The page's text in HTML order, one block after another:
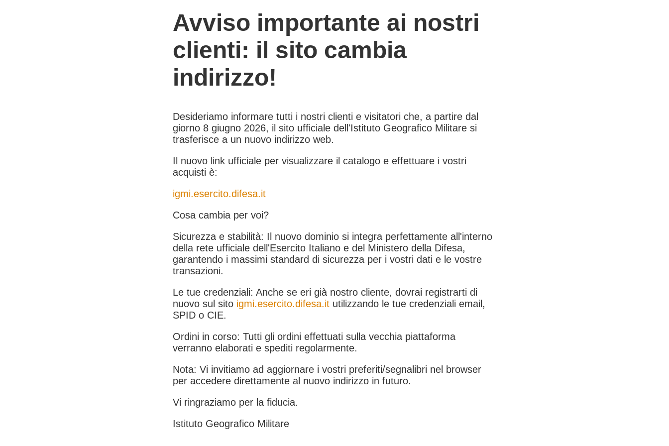
Avviso importante ai nostri
clienti: il sito cambia
indirizzo!
Desideriamo informare tutti i nostri clienti e visitatori che, a partire dal
giorno 8 giugno 2026, il sito ufficiale dell'Istituto Geografico Militare si
trasferisce a un nuovo indirizzo web.
Il nuovo link ufficiale per visualizzare il catalogo e effettuare i vostri
acquisti è:
igmi.esercito.difesa.it
Cosa cambia per voi?
Sicurezza e stabilità: Il nuovo dominio si integra perfettamente all'interno
della rete ufficiale dell'Esercito Italiano e del Ministero della Difesa,
garantendo i massimi standard di sicurezza per i vostri dati e le vostre
transazioni.
Le tue credenziali: Anche se eri già nostro cliente, dovrai registrarti di
nuovo sul sito igmi.esercito.difesa.it utilizzando le tue credenziali email,
SPID o CIE.
Ordini in corso: Tutti gli ordini effettuati sulla vecchia piattaforma
verranno elaborati e spediti regolarmente.
Nota: Vi invitiamo ad aggiornare i vostri preferiti/segnalibri nel browser
per accedere direttamente al nuovo indirizzo in futuro.
Vi ringraziamo per la fiducia.
Istituto Geografico Militare